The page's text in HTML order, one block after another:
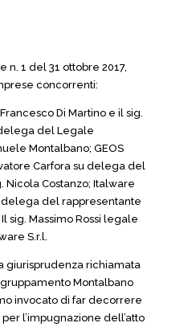
1 del 31 ottobre 2017,
concorrenti:
Di Martino e il sig.
del Legale
Montalbano; GEOS
Carfora su delega del
Costanzo; Italware
delega del rappresentante
sig. Massimo Rossi legale
S.r.l.
giurisprudenza richiamata
Montalbano
invocato di far decorrere
l’impugnazione dell’atto